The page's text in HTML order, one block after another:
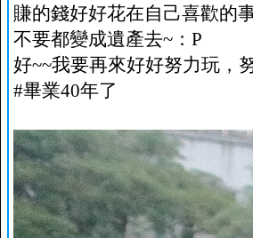
賺的錢好好花在自己喜歡的
不要都變成遺產去~：P
好~~我要再來好好努力玩，
#畢業40年了